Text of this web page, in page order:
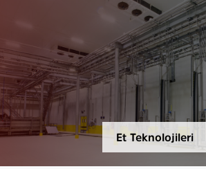
Et Teknolojileri